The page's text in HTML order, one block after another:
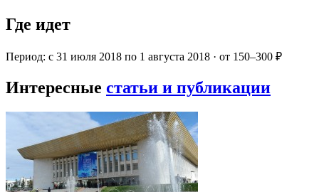
Где идет
Период: с 31 июля 2018 по 1 августа 2018 · от 150–300 ₽
Интересные статьи и публикации